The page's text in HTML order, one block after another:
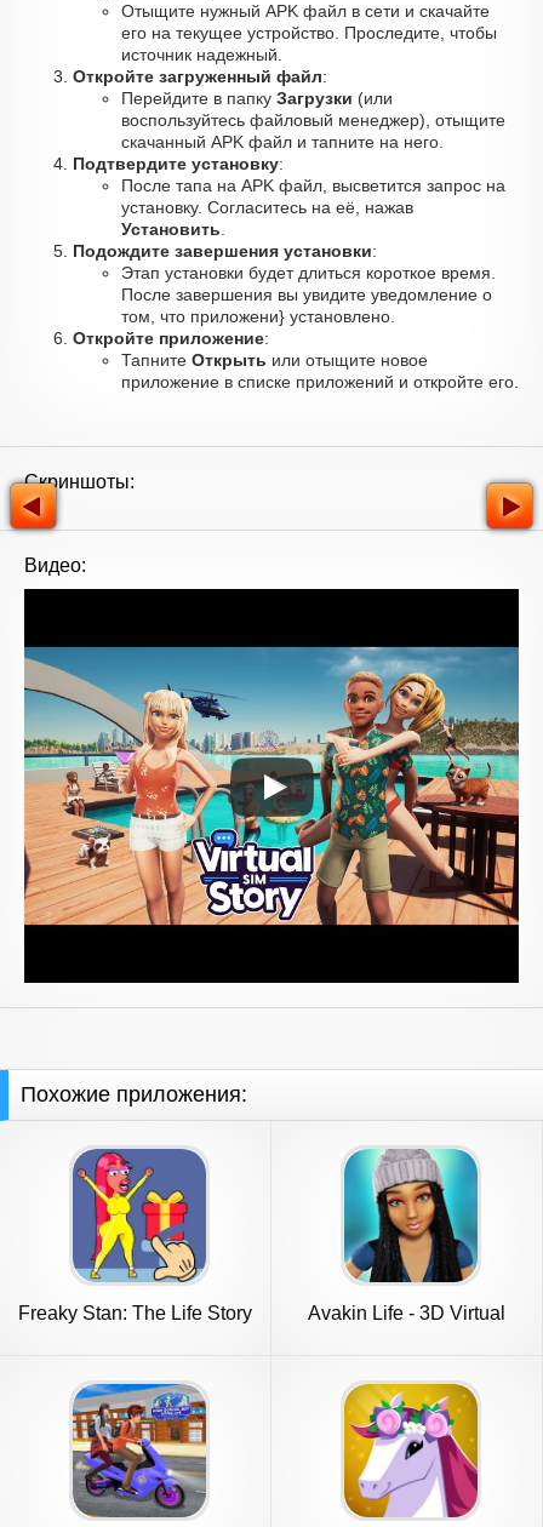
Отыщите нужный APK файл в сети и скачайте
его на текущее устройство. Проследите, чтобы
источник надежный.
Откройте загруженный файл:
Перейдите в папку Загрузки (или
воспользуйтесь файловый менеджер), отыщите
скачанный APK файл и тапните на него.
Подтвердите установку:
После тапа на APK файл, высветится запрос на
установку. Согласитесь на её, нажав
Установить
Подождите завершения установки:
Этап установки будет длиться короткое время.
После завершения вы увидите уведомление о
том, что приложени} установлено.
Откройте приложение:
Тапните Открыть или отыщите новое
приложение в списке приложений и откройте его.
Скриншоты:
Видео:
Похожие приложения:
Freaky Stan: The Life Story
Avakin Life - 3D Virtual